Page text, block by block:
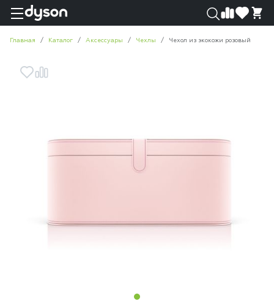
Главная Каталог Аксессуары Чехлы Чехол из экокожи розовый